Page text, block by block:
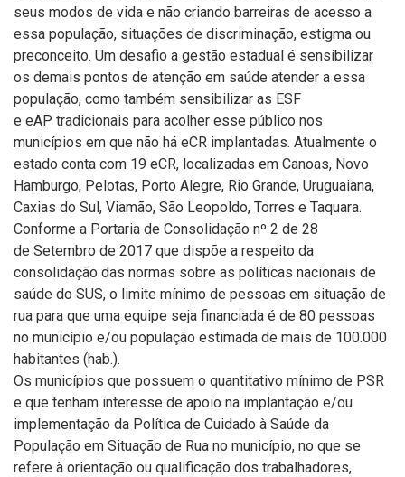
seus modos de vida e não criando barreiras de acesso a
essa população, situações de discriminação, estigma ou
preconceito. Um desafio a gestão estadual é sensibilizar
os demais pontos de atenção em saúde atender a essa
população, como também sensibilizar as ESF
e eAP tradicionais para acolher esse público nos
municípios em que não há eCR implantadas. Atualmente o
estado conta com 19 eCR, localizadas em Canoas, Novo
Hamburgo, Pelotas, Porto Alegre, Rio Grande, Uruguaiana,
Caxias do Sul, Viamão, São Leopoldo, Torres e Taquara.
Conforme a Portaria de Consolidação nº 2 de 28
de Setembro de 2017 que dispõe a respeito da
consolidação das normas sobre as políticas nacionais de
saúde do SUS, o limite mínimo de pessoas em situação de
rua para que uma equipe seja financiada é de 80 pessoas
no município e/ou população estimada de mais de 100.000
habitantes (hab.).
Os municípios que possuem o quantitativo mínimo de PSR
e que tenham interesse de apoio na implantação e/ou
implementação da Política de Cuidado à Saúde da
População em Situação de Rua no município, no que se
refere à orientação ou qualificação dos trabalhadores,